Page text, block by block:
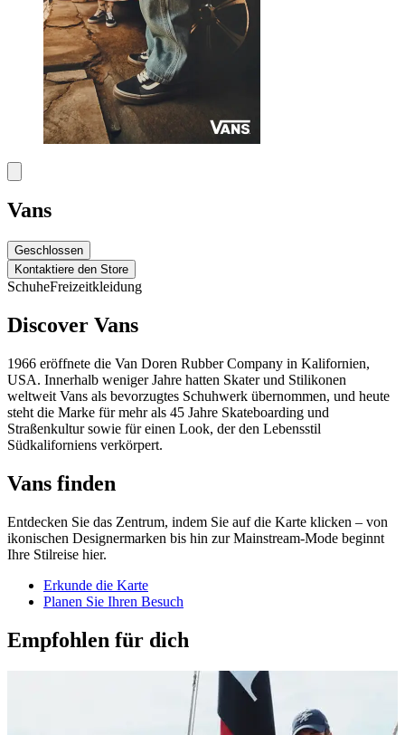
Vans
Geschlossen
Kontaktiere den Store
SchuheFreizeitkleidung
Discover Vans
1966 eröffnete die Van Doren Rubber Company in Kalifornien,
USA. Innerhalb weniger Jahre hatten Skater und Stilikonen
weltweit Vans als bevorzugtes Schuhwerk übernommen, und heute
steht die Marke für mehr als 45 Jahre Skateboarding und
Straßenkultur sowie für einen Look, der den Lebensstil
Südkaliforniens verkörpert.
Vans finden
Entdecken Sie das Zentrum, indem Sie auf die Karte klicken – von
ikonischen Designermarken bis hin zur Mainstream-Mode beginnt
Ihre Stilreise hier.
Erkunde die Karte
Planen Sie Ihren Besuch
Empfohlen für dich